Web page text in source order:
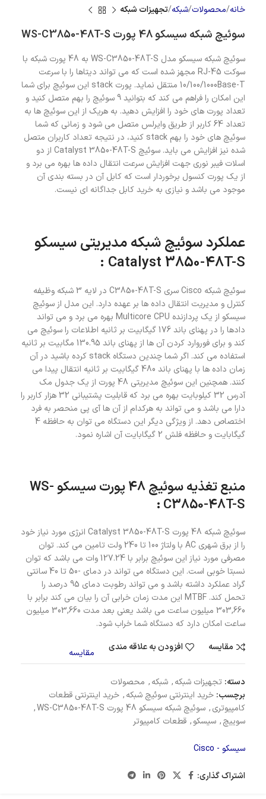
خانه محصولات شبکه تجهیزات شبکه
سوئیچ شبکه سیسکو 48 پورت WS-C3850-48T-S
سوئیچ شبکه سیسکو مدل WS-C3850-48T-S به 48 پورت شبکه با
سوکت RJ-45 مجهز شده است که می تواند دیتاها را با سرعت
10/100/1000Base-T منتقل نماید. پورت stack این سوئیچ برای شما
این امکان را فراهم می کند که بتوانید 9 سوئیچ را بهم متصل کنید و
تعداد پورت های خود را افزایش دهید. به هریک از این سوئیچ ها به
تعداد 64 کاربر از طریق وایرلس متصل می شود و زمانی که شما
سوئیچ های خود را بهم stack کنید، در نتیجه تعداد کاربران متصل
شده نیز افزایش می باید. سوئیچ Catalyst 3850-48T-S از دو
اسلات فیبر نوری جهت افزایش سرعت انتقال داده ها بهره می برد و
از یک پورت کنسول برخوردار است که کابل آن در بسته بندی آن
موجود می باشد و نیازی به خرید کابل جداگانه ای نیست.
عملکرد سوئیچ شبکه مدیریتی سیسکو
Catalyst 3850-48T-S :
سوئیچ شبکه Cisco سری C3850-48T-S در لایه 3 شبکه وظیفه
کنترل و مدیریت انتقال داده ها بر عهده دارد. این مدل از سوئیچ
سیسکو از یک پردازنده Multicore CPU بهره می برد و می تواند
دادها را در پهنای باند 176 گیگابیت بر ثانیه اطلاعات را سوئیچ می
کند و برای فوروارد کردن آن ها از پهنای باند 130.95 مگابیت بر ثانیه
استفاده می کند. اگر شما چندین دستگاه stack کرده باشید در آن
زمان داده ها با پهنای باند 480 گیگابیت بر ثانیه انتقال پیدا می
کنند. همچنین این سوئیچ مدیریتی 48 پورت از یک جدول مک
آدرس 32 کیلوبایت بهره می برد که قابلیت پشتیبانی 32 هزار کاربر را
دارا می باشد و می تواند به هرکدام از آن ها آی پی منحصر به فرد
اختصاص دهد. از ویژگی دیگر این دستگاه می توان به حافظه 4
گیگابایت و حافظه فلش 2 گیگابایت آن اشاره نمود.
منبع تغذیه سوئیچ 48 پورت سیسکو WS-
C3850-48T-S :
سوئیچ شبکه 48 پورت Catalyst 3850-48T-S انرژی مورد نیاز خود
را از برق شهری AC با ولتاژ 100 تا 240 ولت تامین می کند. توان
مصرفی مورد نیاز این سوئیچ برابر با 127.24 وات می باشد که توان
نسبتا خوبی است. این دستگاه می تواند در دمای -50 تا 40 سانتی
گراد عملکرد داشته باشد و می تواند رطوبت دمای 95 درصد را
تحمل کند. MTBF این مدت زمان خرابی آن را بیان می کند برابر با
303,660 میلیون ساعت می باشد یعنی بعد مدت 303,660 میلیون
ساعت امکان دارد که دستگاه شما خراب شود.
مقایسه
افزودن به علاقه مندی مقایسه
دسته: تجهیزات شبکه, شبکه, محصولات
برچسب: خرید اینترنتی سوئیچ شبکه, خرید اینترنتی قطعات
کامپیوتری, سوئیچ شبکه سیسکو 48 پورت WS-C3850-48T-S
,
سوییچ, سیسکو, قطعات کامپیوتر
سیسکو - Cisco
اشتراک گذاری: